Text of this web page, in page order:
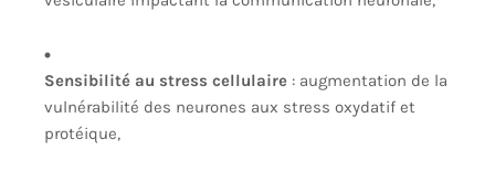
Sensibilité au stress cellulaire : augmentation de la
vulnérabilité des neurones aux stress oxydatif et
protéique,